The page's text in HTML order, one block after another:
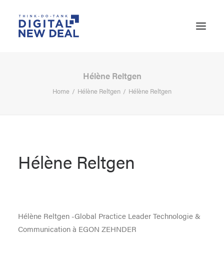
Hélène Reltgen
Home Hélène Reltgen Hélène Reltgen
Hélène Reltgen
Hélène Reltgen -Global Practice Leader Technologie &
Communication à EGON ZEHNDER